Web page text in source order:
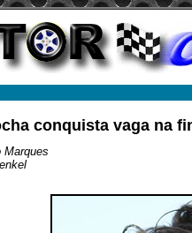
conquista vaga na
Marques